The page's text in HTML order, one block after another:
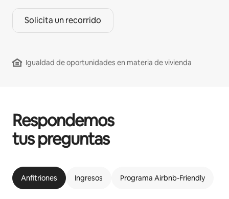
Solicita un recorrido
Igualdad de oportunidades en materia de vivienda
Respondemos
tus preguntas
Anfitriones Ingresos Programa Airbnb-Friendly